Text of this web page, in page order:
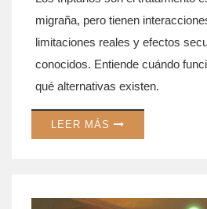
migraña, pero tienen
limitaciones reales y efectos
conocidos. Entiende cuándo
qué alternativas existen.
LEER MÁS